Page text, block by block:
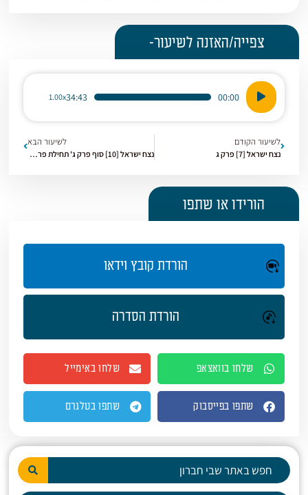
צפייה/האזנה לשיעור-
נגן
אודיו
00:00
34:43
1.00x
לשיעור הקודם
נצח ישראל [7] פרק ג
לשיעור הבא
נצח ישראל [10] סוף פרק ג' תחילת פרק ד'
הורידו או שתפו
הורדת קובץ וידאו
הורדת הסדרה
שלחו בוואצאפ שלחו באימייל
שתפו בפייסבוק שתפו בטלגרם